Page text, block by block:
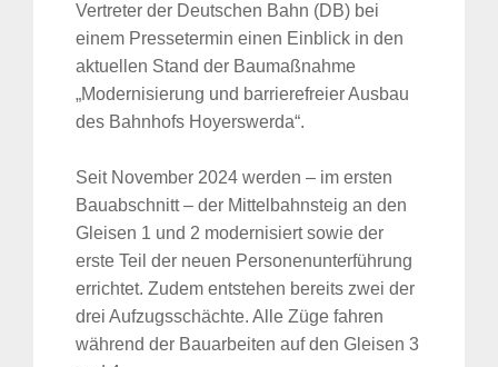
Vertreter der Deutschen Bahn (DB) bei
einem Pressetermin einen Einblick in den
aktuellen Stand der Baumaßnahme
„Modernisierung und barrierefreier Ausbau
des Bahnhofs Hoyerswerda“.
Seit November 2024 werden – im ersten
Bauabschnitt – der Mittelbahnsteig an den
Gleisen 1 und 2 modernisiert sowie der
erste Teil der neuen Personenunterführung
errichtet. Zudem entstehen bereits zwei der
drei Aufzugsschächte. Alle Züge fahren
während der Bauarbeiten auf den Gleisen 3